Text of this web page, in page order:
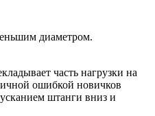
диаметром.
часть нагрузки на
ошибкой новичков
штанги вниз и